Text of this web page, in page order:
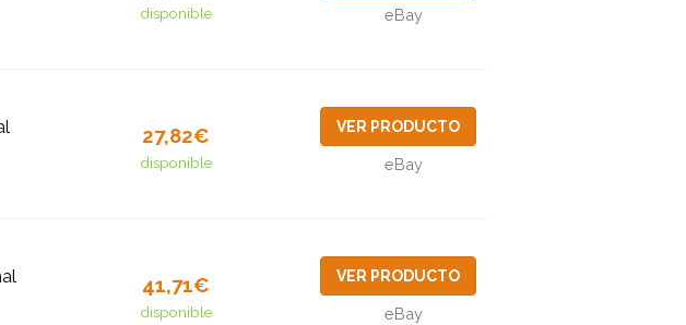
disponible eBay
27,82€
disponible
VER PRODUCTO
eBay
41,71€
disponible
VER PRODUCTO
eBay